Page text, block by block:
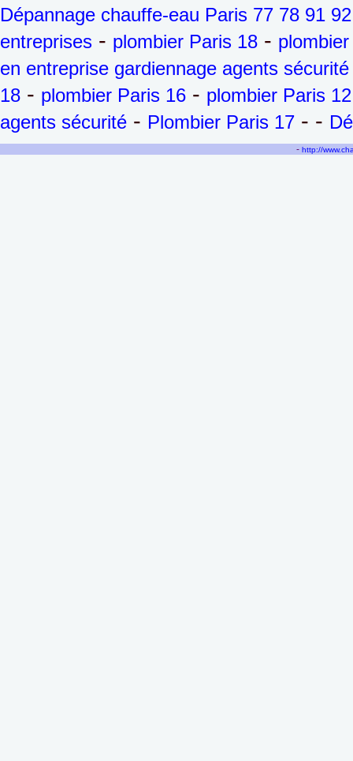
Dépannage chauffe-eau Paris 77 78 91
entreprises - plombier Paris 18 -
en entreprise gardiennage agents sécurité
18 - plombier Paris 16 - plombier Paris 12
agents sécurité - Plombier Paris 17 - -
-http://